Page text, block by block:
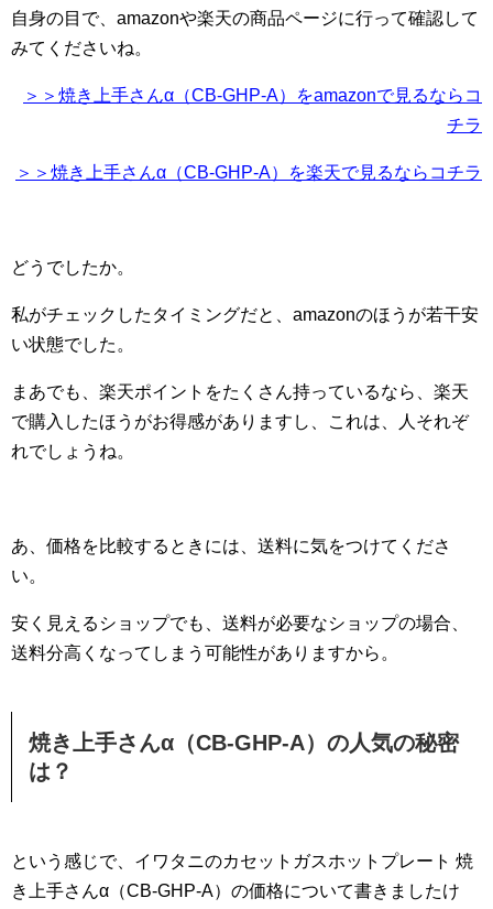
自身の目で、amazonや楽天の商品ページに行って確認して
みてくださいね。
＞＞焼き上手さんα（CB-GHP-A）をamazonで見るならコ
チラ
＞＞焼き上手さんα（CB-GHP-A）を楽天で見るならコチラ
どうでしたか。
私がチェックしたタイミングだと、amazonのほうが若干安
い状態でした。
まあでも、楽天ポイントをたくさん持っているなら、楽天
で購入したほうがお得感がありますし、これは、人それぞ
れでしょうね。
あ、価格を比較するときには、送料に気をつけてくださ
い。
安く見えるショップでも、送料が必要なショップの場合、
送料分高くなってしまう可能性がありますから。
焼き上手さんα（CB-GHP-A）の人気の秘密
は？
という感じで、イワタニのカセットガスホットプレート 焼
き上手さんα（CB-GHP-A）の価格について書きましたけ